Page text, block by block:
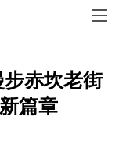
步赤坎老街
篇章